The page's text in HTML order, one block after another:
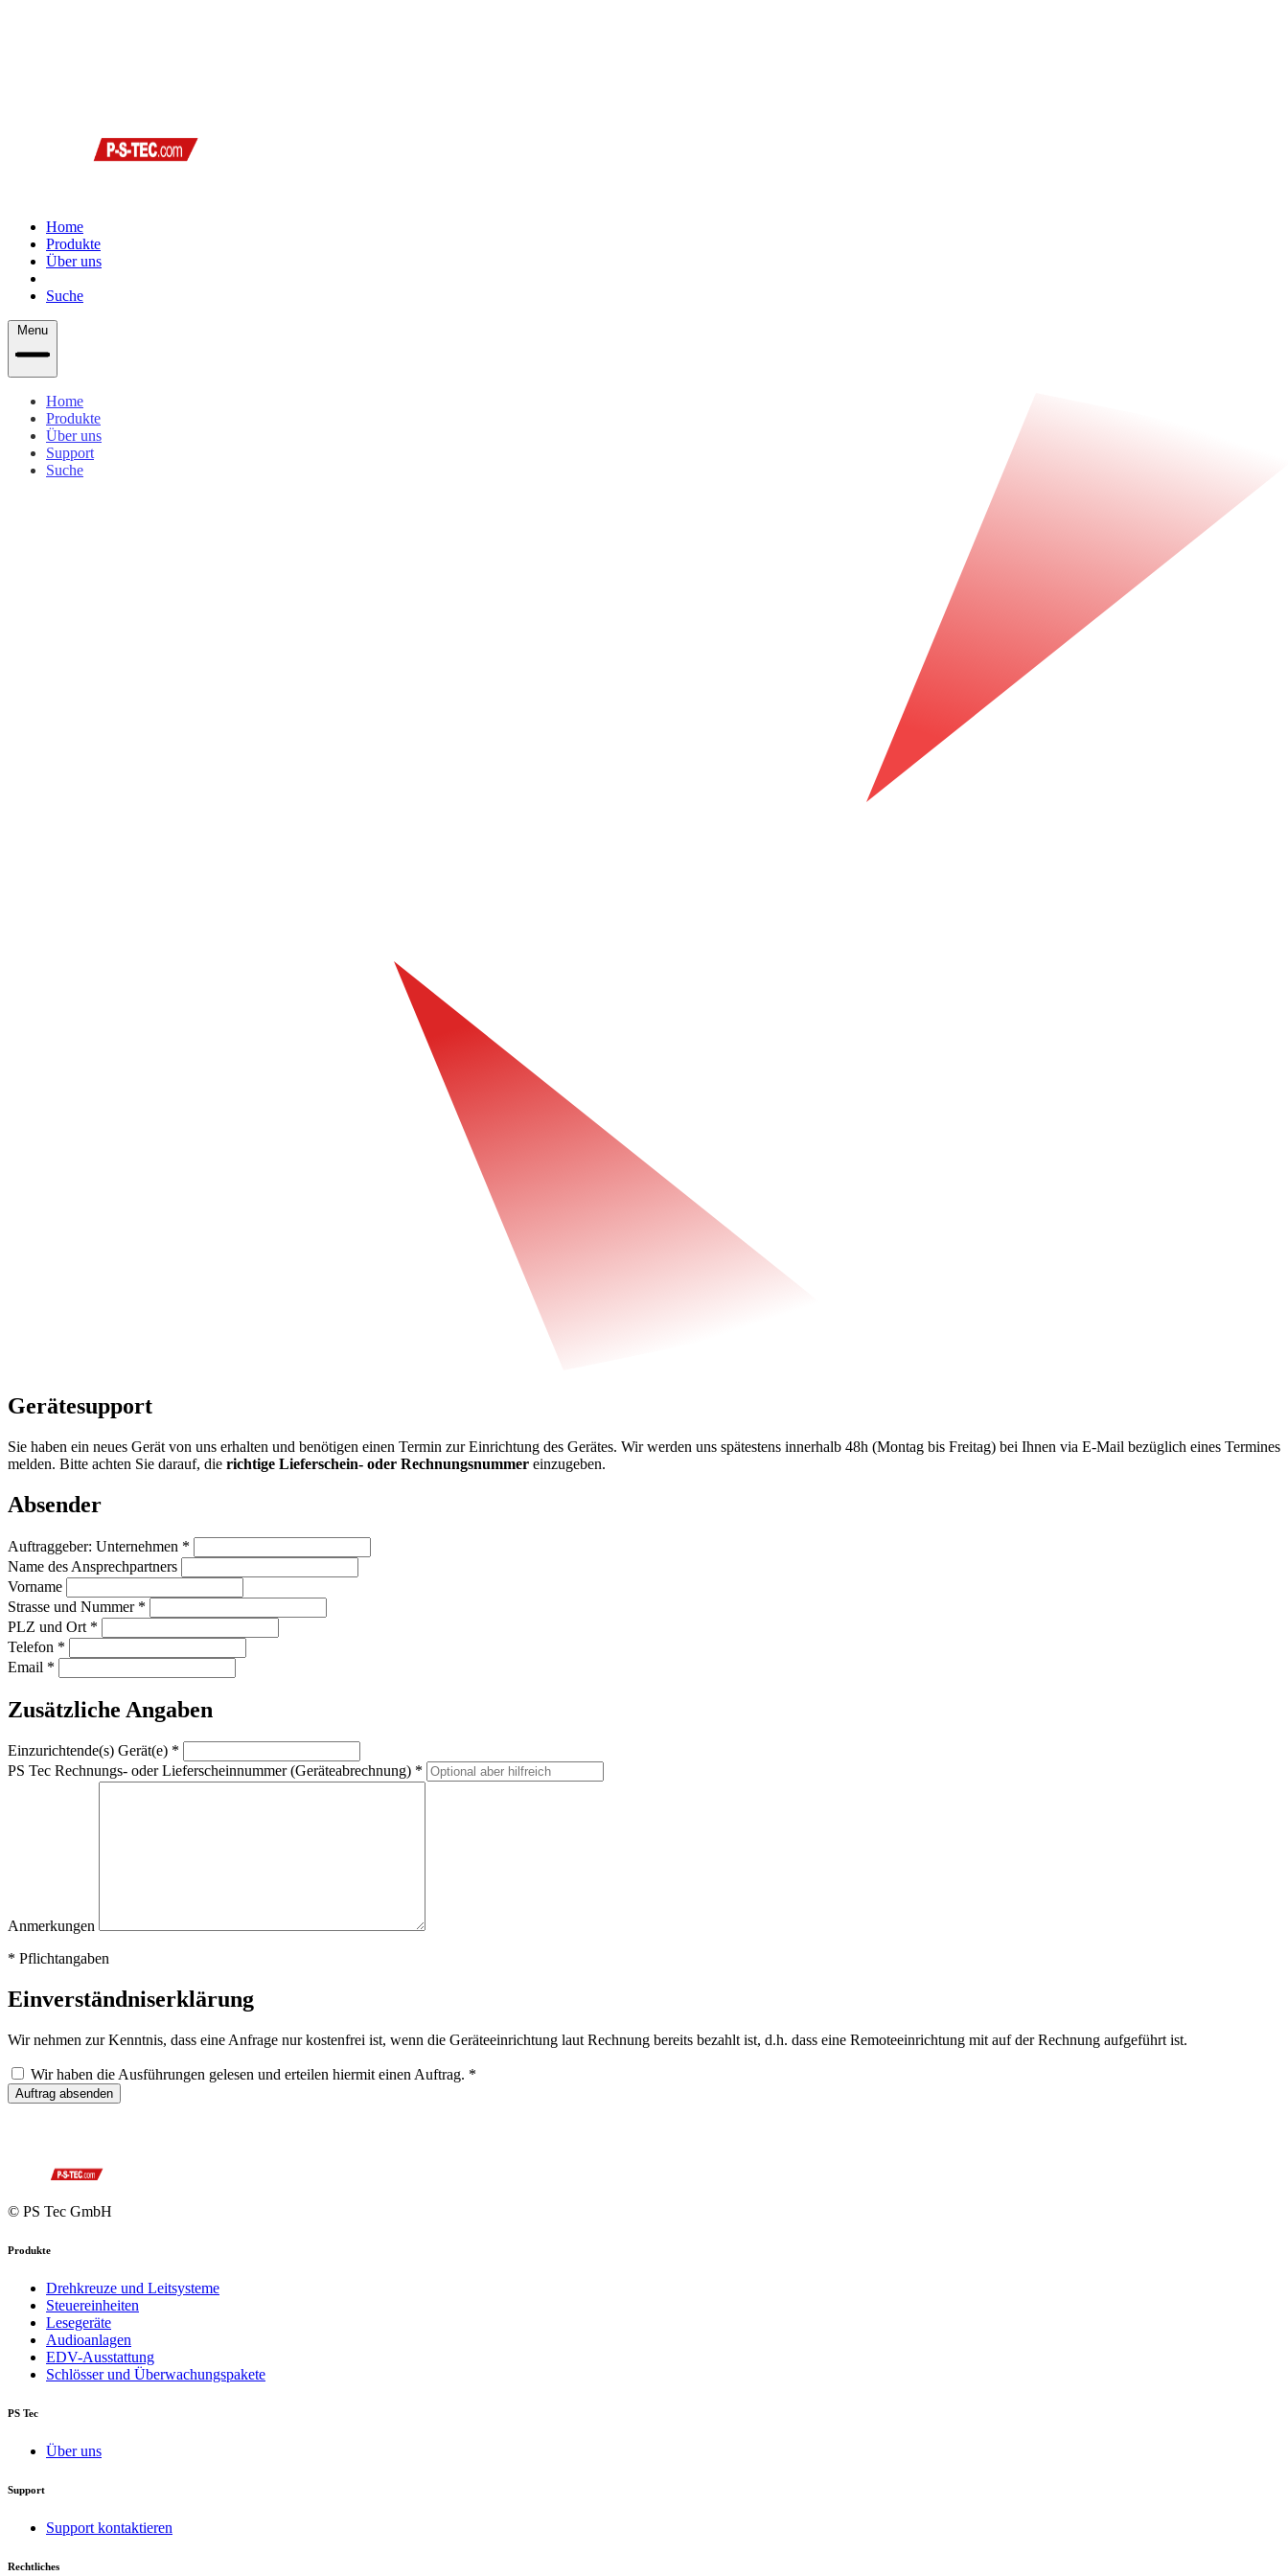
Home
Produkte
Über uns
Suche
Menu
Home
Produkte
Über uns
Support
Suche
Gerätesupport
Sie haben ein neues Gerät von uns erhalten und benötigen einen Termin zur Einrichtung des Gerätes. Wir werden uns spätestens innerhalb 48h (Montag bis Freitag) bei Ihnen via E-Mail bezüglich eines Termines
melden. Bitte achten Sie darauf, die richtige Lieferschein- oder Rechnungsnummer einzugeben.
Absender
Auftraggeber: Unternehmen *
Name des Ansprechpartners
Vorname
Strasse und Nummer *
PLZ und Ort *
Telefon *
Email *
Zusätzliche Angaben
Einzurichtende(s) Gerät(e) *
PS Tec Rechnungs- oder Lieferscheinnummer (Geräteabrechnung) *
Anmerkungen
* Pflichtangaben
Einverständniserklärung
Wir nehmen zur Kenntnis, dass eine Anfrage nur kostenfrei ist, wenn die Geräteeinrichtung laut Rechnung bereits bezahlt ist, d.h. dass eine Remoteeinrichtung mit auf der Rechnung aufgeführt ist.
Wir haben die Ausführungen gelesen und erteilen hiermit einen Auftrag. *
Auftrag absenden
© PS Tec GmbH
Produkte
Drehkreuze und Leitsysteme
Steuereinheiten
Lesegeräte
Audioanlagen
EDV-Ausstattung
Schlösser und Überwachungspakete
PS Tec
Über uns
Support
Support kontaktieren
Rechtliches